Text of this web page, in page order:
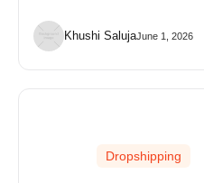
Khushi SalujaJune 1, 2026
Dropshipping